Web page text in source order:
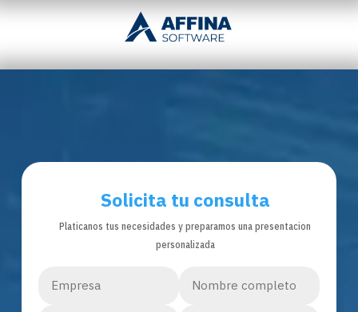
Solicita tu consulta
Platicanos tus necesidades y preparamos una presentacion
personalizada